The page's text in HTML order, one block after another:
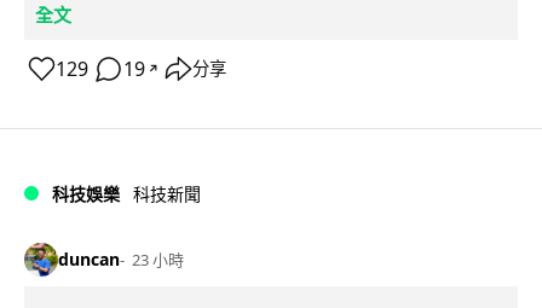
全文
129 19 ↗ 分享
科技娛樂 科技新聞
duncan 23 小時